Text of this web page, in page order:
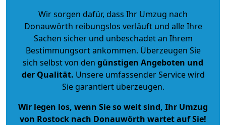
Wir sorgen dafür, dass Ihr Umzug nach
Donauwörth reibungslos verläuft und alle Ihre
Sachen sicher und unbeschadet an Ihrem
Bestimmungsort ankommen. Überzeugen Sie
sich selbst von den günstigen Angeboten und
der Qualität. Unsere umfassender Service wird
Sie garantiert überzeugen.
Wir legen los, wenn Sie so weit sind, Ihr Umzug
von Rostock nach Donauwörth wartet auf Sie!